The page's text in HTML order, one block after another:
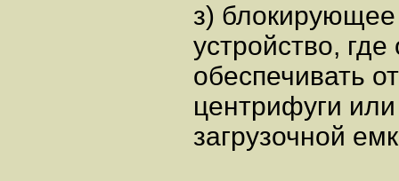
з) блокирующее
устройство,
обеспечивать
центрифуги
загрузочной